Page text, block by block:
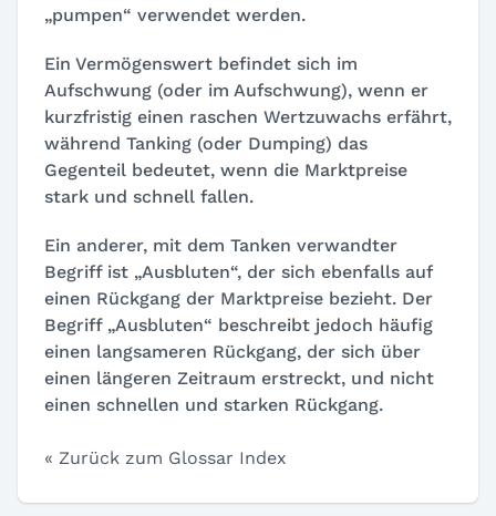
„pumpen“ verwendet werden.
Ein Vermögenswert befindet sich im
Aufschwung (oder im Aufschwung), wenn er
kurzfristig einen raschen Wertzuwachs erfährt,
während Tanking (oder Dumping) das
Gegenteil bedeutet, wenn die Marktpreise
stark und schnell fallen.
Ein anderer, mit dem Tanken verwandter
Begriff ist „Ausbluten“, der sich ebenfalls auf
einen Rückgang der Marktpreise bezieht. Der
Begriff „Ausbluten“ beschreibt jedoch häufig
einen langsameren Rückgang, der sich über
einen längeren Zeitraum erstreckt, und nicht
einen schnellen und starken Rückgang.
« Zurück zum Glossar Index